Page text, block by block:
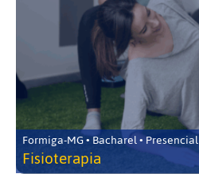
Formiga-MG • Bacharel • Presencial
Fisioterapia